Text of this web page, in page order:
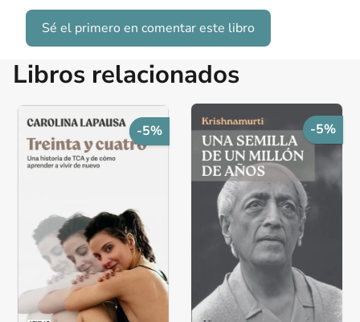
Sé el primero en comentar este libro
Libros relacionados
-5% -5%